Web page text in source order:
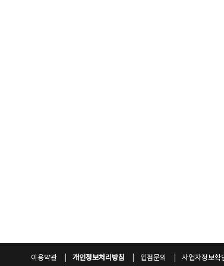
이용약관 개인정보처리방침 입점문의 사업자정보확